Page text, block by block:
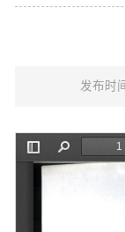
发布时